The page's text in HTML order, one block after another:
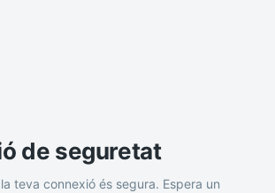
de seguretat
teva connexió és segura. Espera un